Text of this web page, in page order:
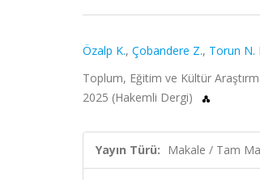
Özalp K., Çobandere Z., Torun N.
Toplum, Eğitim ve Kültür
2025 (Hakemli Dergi)
Yayın Türü: Makale / Tam